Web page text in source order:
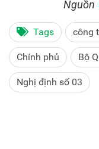
Nguồn
Tags công
Chính phủ Bộ
Nghị định số 03